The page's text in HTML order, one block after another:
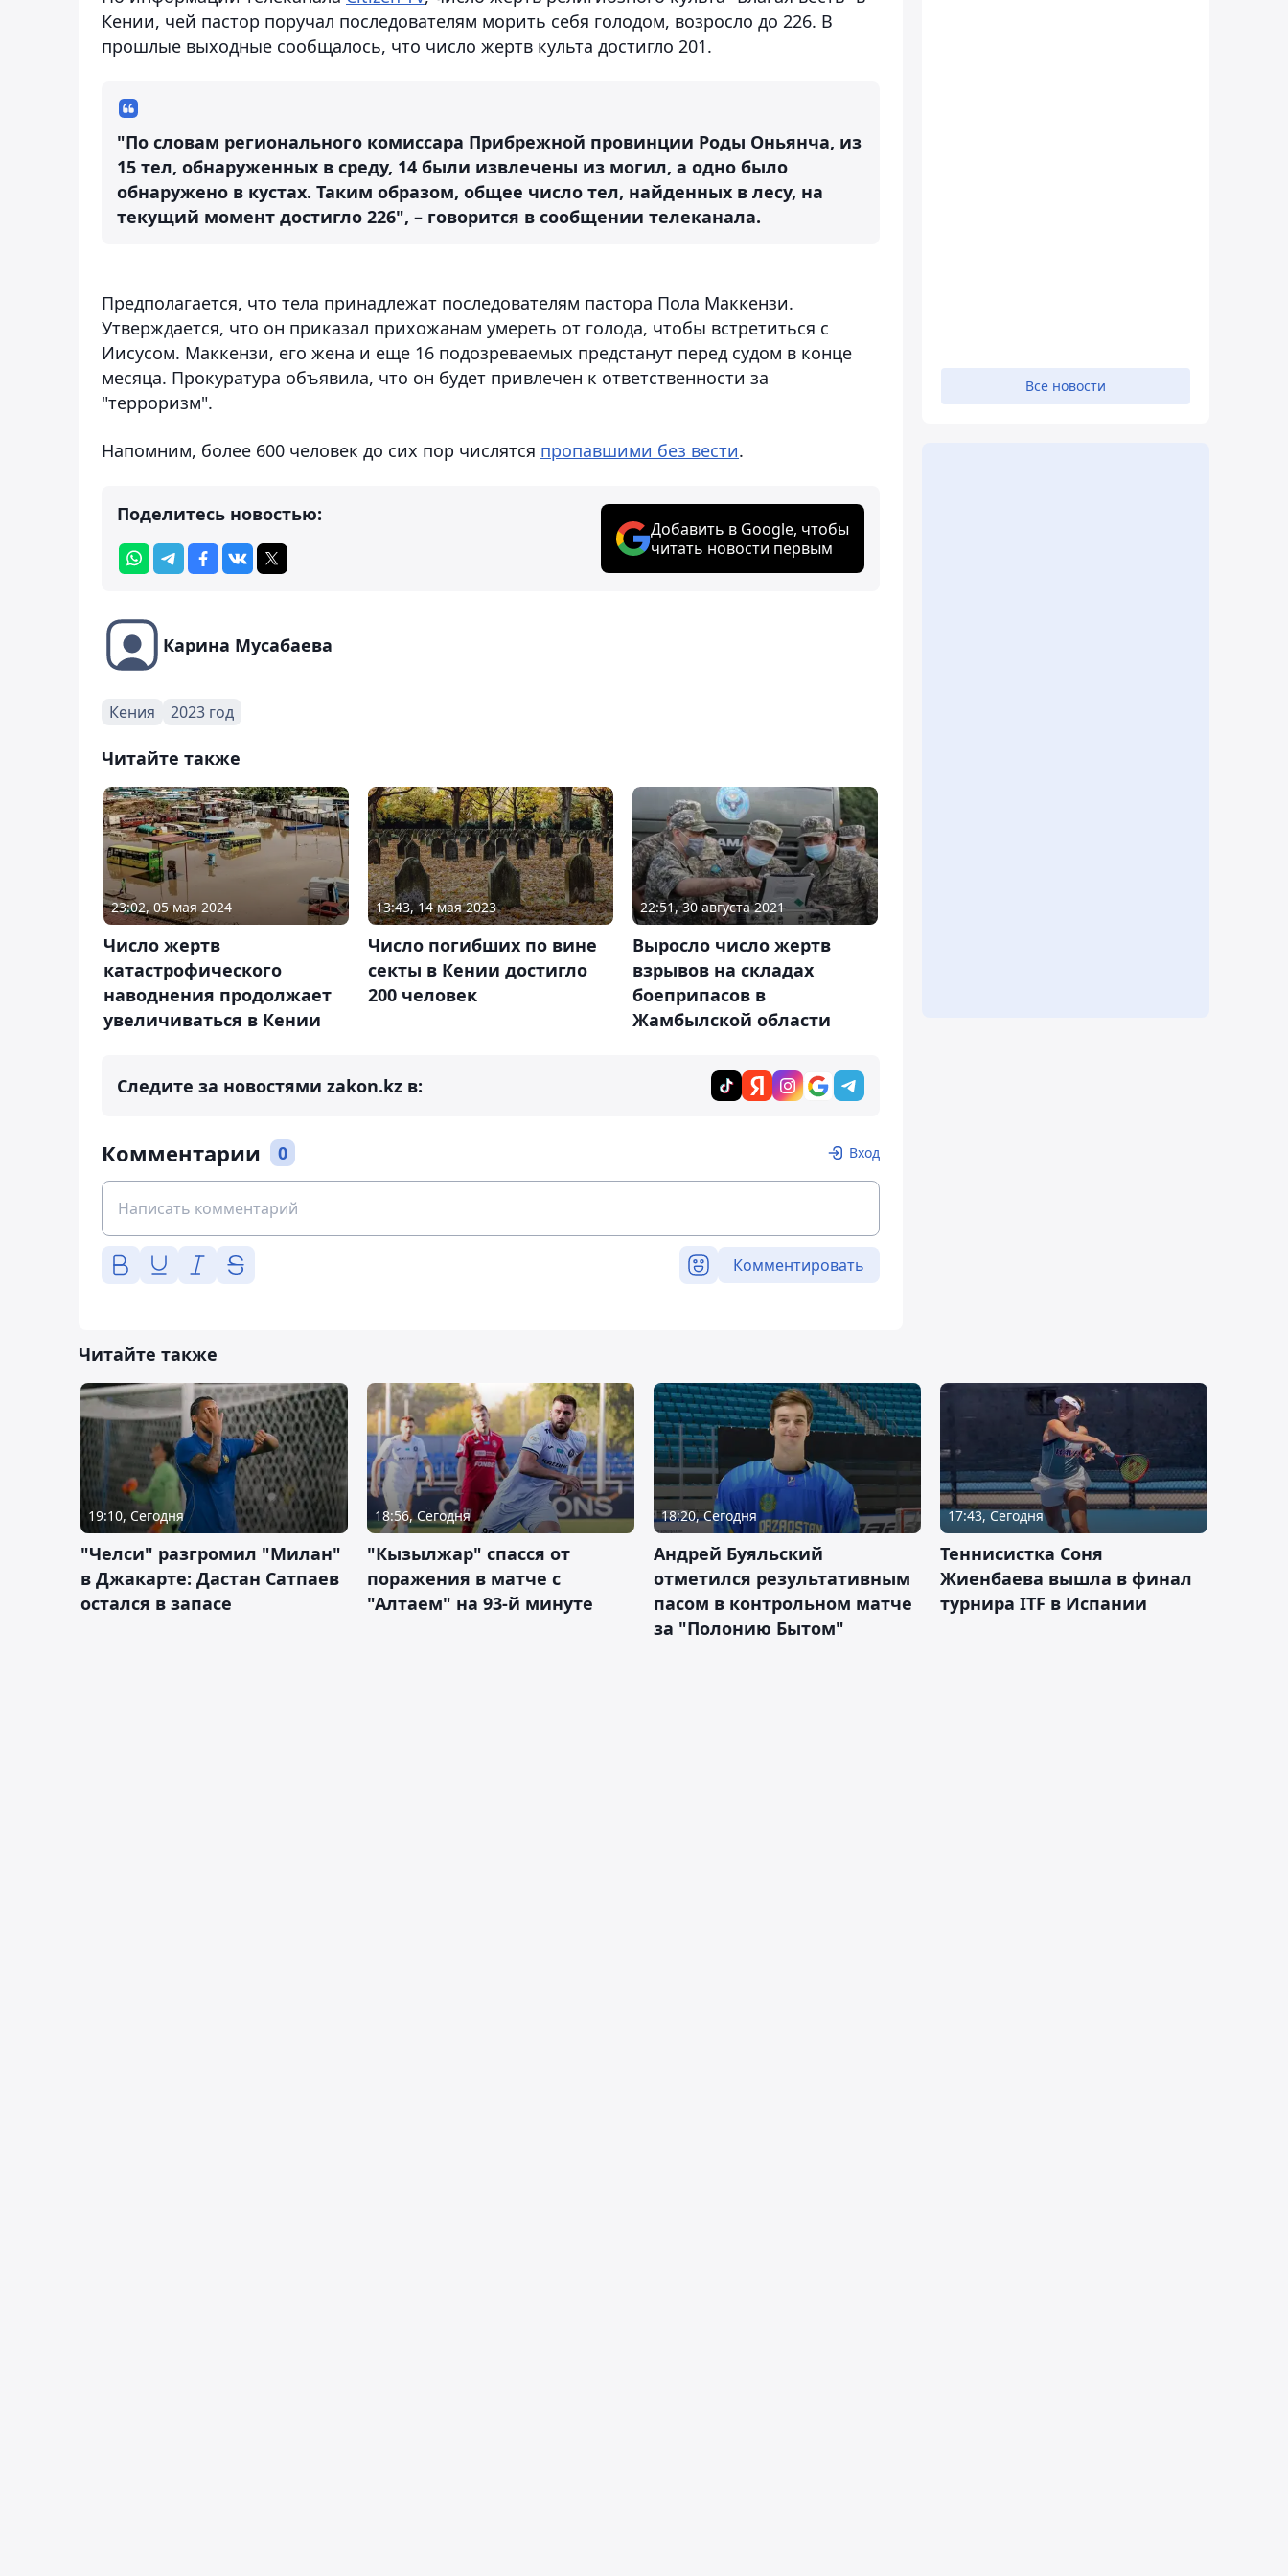
Кении, чей пастор поручал последователям морить себя голодом, возросло до 226. В
прошлые выходные сообщалось, что число жертв культа достигло 201.
"По словам регионального комиссара Прибрежной провинции Роды Оньянча, из
15 тел, обнаруженных в среду, 14 были извлечены из могил, а одно было
обнаружено в кустах. Таким образом, общее число тел, найденных в лесу, на
текущий момент достигло 226", – говорится в сообщении телеканала.
Предполагается, что тела принадлежат последователям пастора Пола Маккензи.
Утверждается, что он приказал прихожанам умереть от голода, чтобы встретиться с
Иисусом. Маккензи, его жена и еще 16 подозреваемых предстанут перед судом в конце
месяца. Прокуратура объявила, что он будет привлечен к ответственности за
"терроризм".
Напомним, более 600 человек до сих пор числятся пропавшими без вести.
Поделитесь новостью:
Добавить в Google, чтобы
читать новости первым
Карина Мусабаева
Кения 2023 год
Читайте также
23:02, 05 мая 2024
Число жертв
катастрофического
наводнения продолжает
увеличиваться в Кении
13:43, 14 мая 2023
Число погибших по вине
секты в Кении достигло
200 человек
22:51, 30 августа 2021
Выросло число жертв
взрывов на складах
боеприпасов в
Жамбылской области
Следите за новостями zakon.kz в:
Комментарии 0 Вход
Комментировать
Все новости
Читайте также
19:10, Сегодня
"Челси" разгромил "Милан"
в Джакарте: Дастан Сатпаев
остался в запасе
18:56, Сегодня
"Кызылжар" спасся от
поражения в матче с
"Алтаем" на 93-й минуте
18:20, Сегодня
Андрей Буяльский
отметился результативным
пасом в контрольном матче
за "Полонию Бытом"
17:43, Сегодня
Теннисистка Соня
Жиенбаева вышла в финал
турнира ITF в Испании